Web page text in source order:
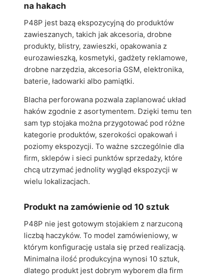
na hakach
P48P jest bazą ekspozycyjną do produktów
zawieszanych, takich jak akcesoria, drobne
produkty, blistry, zawieszki, opakowania z
eurozawieszką, kosmetyki, gadżety reklamowe,
drobne narzędzia, akcesoria GSM, elektronika,
baterie, ładowarki albo pamiątki.
Blacha perforowana pozwala zaplanować układ
haków zgodnie z asortymentem. Dzięki temu ten
sam typ stojaka można przygotować pod różne
kategorie produktów, szerokości opakowań i
poziomy ekspozycji. To ważne szczególnie dla
firm, sklepów i sieci punktów sprzedaży, które
chcą utrzymać jednolity wygląd ekspozycji w
wielu lokalizacjach.
Produkt na zamówienie od 10 sztuk
P48P nie jest gotowym stojakiem z narzuconą
liczbą haczyków. To model zamówieniowy, w
którym konfigurację ustala się przed realizacją.
Minimalna ilość produkcyjna wynosi 10 sztuk,
dlatego produkt jest dobrym wyborem dla firm